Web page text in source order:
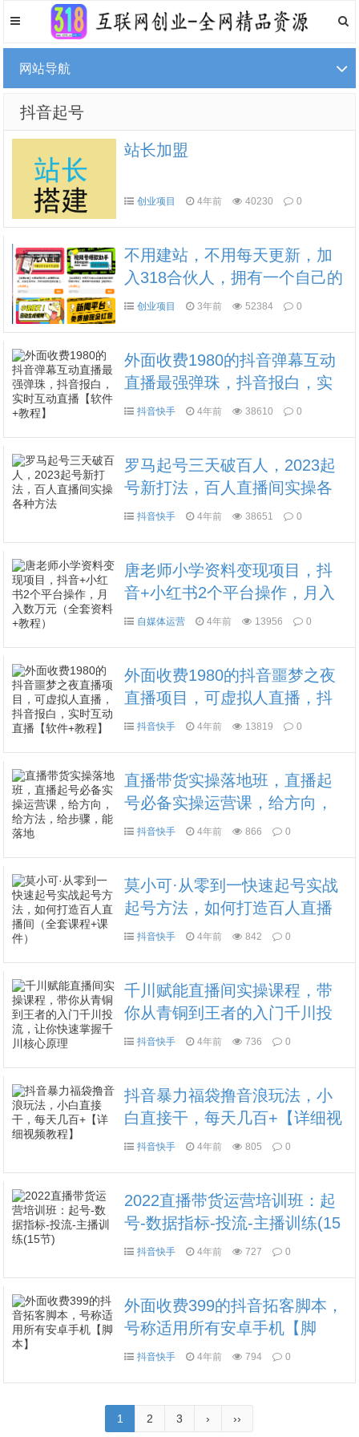
网站导航
抖音起号
站长加盟
创业项目 4年前 40230 0
不用建站，不用每天更新，加
入318合伙人，拥有一个自己的
资源站，卖课程，卖初级站
创业项目 3年前 52384 0
外面收费1980的抖音弹幕互动
直播最强弹珠，抖音报白，实
时互动直播【软件+教程】
抖音快手 4年前 38610 0
罗马起号三天破百人，​2023起
号新打法，百人直播间实操各
种方法
抖音快手 4年前 38651 0
唐老师小学资料变现项目，抖
音+小红书2个平台操作，月入
数万元（全套资料+教程）
自媒体运营 4年前 13956 0
外面收费1980的抖音噩梦之夜
直播项目，可虚拟人直播，抖
音报白，实时互动直播【软件
抖音快手 4年前 13819 0
直播带货实操落地班，直播起
号必备实操运营课，给方向，
给方法，给步骤，能落地
抖音快手 4年前 866 0
莫小可·从零到一快速起号实战
起号方法，如何打造百人直播
间（全套课程+课件）
抖音快手 4年前 842 0
千川赋能直播间实操课程，带
你从青铜到王者的入门千川投
流，让你快速掌握千川核心原
抖音快手 4年前 736 0
抖音暴力福袋撸音浪玩法，小
白直接干，每天几百+【详细视
频教程】
抖音快手 4年前 805 0
2022直播带货运营培训班：起
号-数据指标-投流-主播训练(15
节)抖音快手 4年前 727 0
外面收费399的抖音拓客脚本，
号称适用所有安卓手机【脚
本】
抖音快手 4年前 794 0
1 2 3 › ››